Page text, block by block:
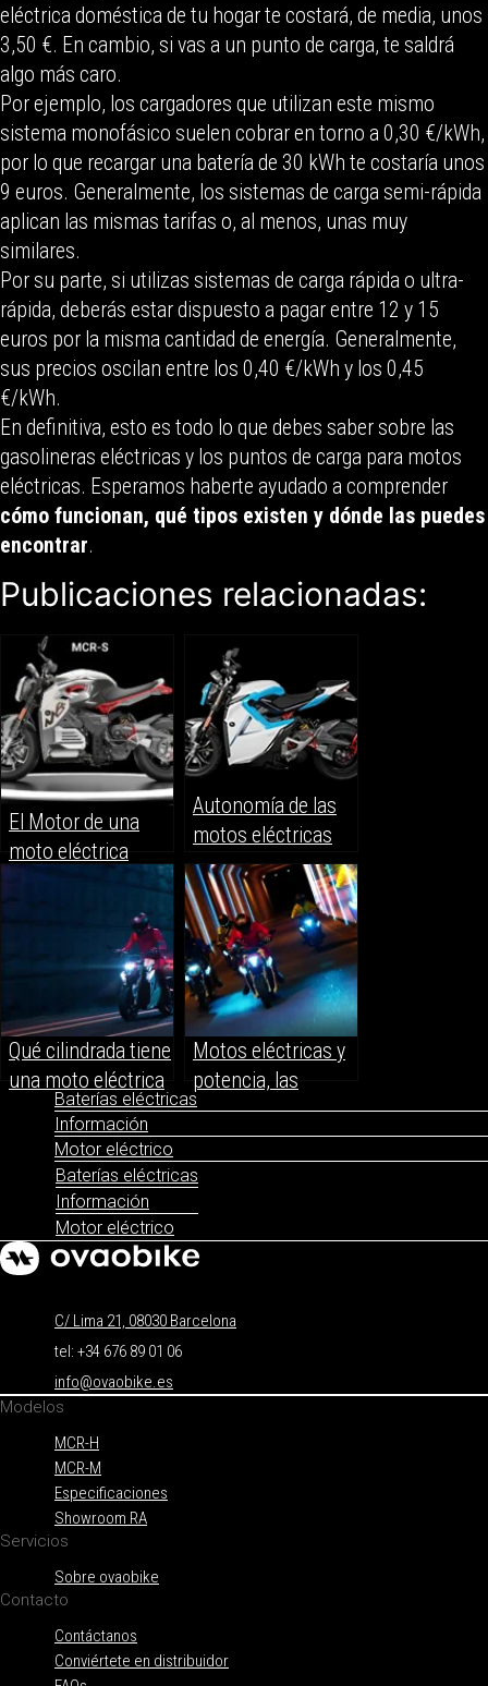
eléctrica doméstica de tu hogar te costará, de media, unos
3,50 €. En cambio, si vas a un punto de carga, te saldrá
algo más caro.
Por ejemplo, los cargadores que utilizan este mismo
sistema monofásico suelen cobrar en torno a 0,30 €/kWh,
por lo que recargar una batería de 30 kWh te costaría unos
9 euros. Generalmente, los sistemas de carga semi-rápida
aplican las mismas tarifas o, al menos, unas muy
similares.
Por su parte, si utilizas sistemas de carga rápida o ultra-
rápida, deberás estar dispuesto a pagar entre 12 y 15
euros por la misma cantidad de energía. Generalmente,
sus precios oscilan entre los 0,40 €/kWh y los 0,45
€/kWh.
En definitiva, esto es todo lo que debes saber sobre las
gasolineras eléctricas y los puntos de carga para motos
eléctricas. Esperamos haberte ayudado a comprender
cómo funcionan, qué tipos existen y dónde las puedes
encontrar.
Publicaciones relacionadas:
El Motor de una
moto eléctrica
Autonomía de las
motos eléctricas
Qué cilindrada tiene
una moto eléctrica
Motos eléctricas y
potencia, las
motos más
potentes
Baterías eléctricas
Información
Motor eléctrico
Baterías eléctricas
Información
Motor eléctrico
C/ Lima 21, 08030 Barcelona
tel: +34 676 89 01 06
info@ovaobike.es
Modelos
MCR-H
MCR-M
Especificaciones
Showroom RA
Servicios
Sobre ovaobike
Contacto
Contáctanos
Conviértete en distribuidor